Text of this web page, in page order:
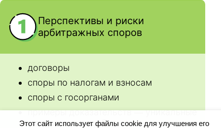
Этот сайт использует файлы cookie для улучшения его